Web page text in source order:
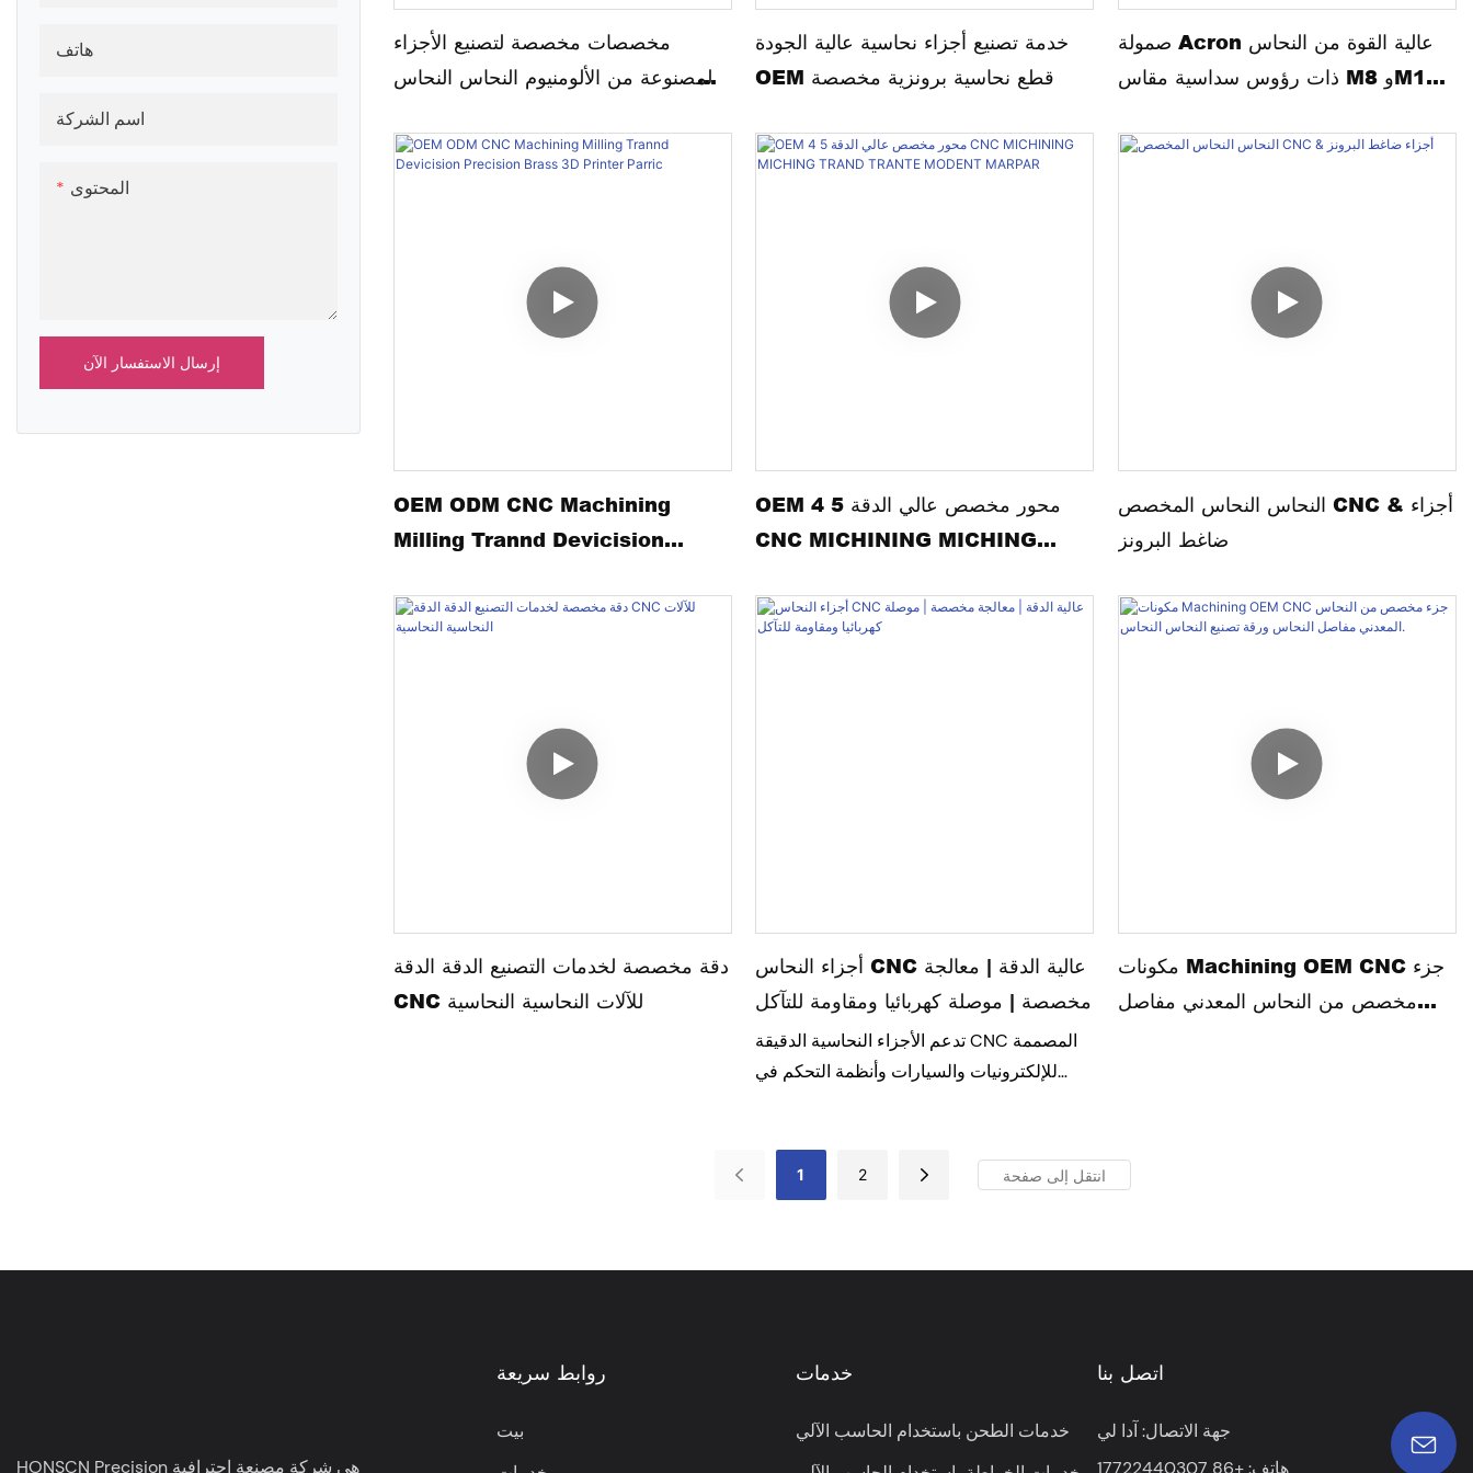
هاتف
اسم الشركة
المحتوى
إرسال الاستفسار الآن
مخصصات مخصصة لتصنيع الأجزاء
المصنوعة من الألومنيوم النحاس النحاس
المقاوم للصدأ CNC تحول طحن الحفر
خدمة تصنيع أجزاء نحاسية عالية الجودة
OEM قطع نحاسية برونزية مخصصة
صمولة Acron عالية القوة من النحاس
ذات رؤوس سداسية مقاس M8 وM10
DIN1587
OEM ODM CNC Machining
Milling Trannd Devicision
Parric
OEM 4 5 محور مخصص عالي الدقة
CNC MICHINING MICHING
MARPAR
النحاس النحاس المخصص CNC & أجزاء
ضاغط البرونز
دقة مخصصة لخدمات التصنيع الدقة الدقة
CNC للآلات النحاسية النحاسية
أجزاء النحاس CNC عالية الدقة | معالجة
مخصصة | موصلة كهربائيا ومقاومة للتآكل
تدعم الأجزاء النحاسية الدقيقة CNC المصممة
للإلكترونيات والسيارات وأنظمة التحكم في
نحقق إمكانات المعالجة النهائية لقطر الحد الأدنى
مكونات Machining OEM CNC جزء
مخصص من النحاس المعدني مفاصل
1 2
HONSCN Precision هي شركة مصنعة احترافية
روابط سريعة
بيت
خدمات
خدمات الطحن باستخدام الحاسب الآلي
اتصل بنا
جهة الاتصال: آدا لي
هاتف: +86 17722440307